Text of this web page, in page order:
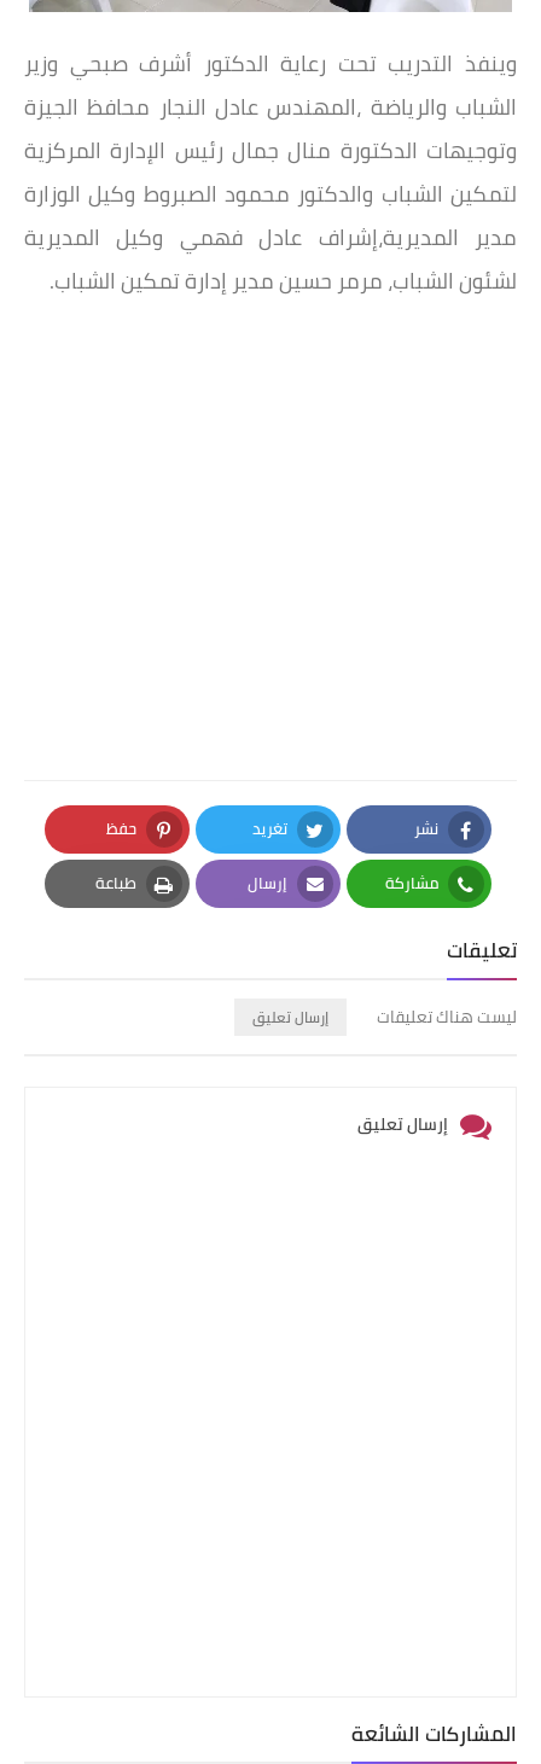
وينفذ التدريب تحت رعاية الدكتور أشرف صبحي وزير
الشباب والرياضة ،المهندس عادل النجار محافظ الجيزة
وتوجيهات الدكتورة منال جمال رئيس الإدارة المركزية
لتمكين الشباب والدكتور محمود الصبروط وكيل الوزارة
مدير المديرية،إشراف عادل فهمي وكيل المديرية
لشئون الشباب، مرمر حسين مدير إدارة تمكين الشباب.
نشر
Facebook
تغريد
Twitter
حفظ
Pinterest
مشاركة
Whatsapp
إرسال
Email
طباعة
Print
تعليقات
ليست هناك تعليقات إرسال تعليق
إرسال تعليق
المشاركات الشائعة